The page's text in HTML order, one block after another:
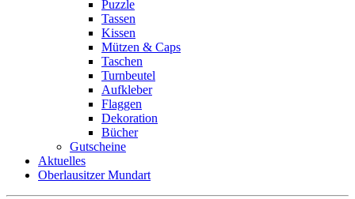
Puzzle
Tassen
Kissen
Mützen & Caps
Taschen
Turnbeutel
Aufkleber
Flaggen
Dekoration
Bücher
Gutscheine
Aktuelles
Oberlausitzer Mundart